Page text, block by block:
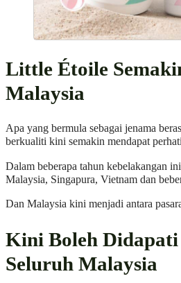
Little Étoile
Malaysia
Apa yang bermula sebagai jenama
berkualiti kini semakin mendapat
Dalam beberapa tahun kebelakangan
Malaysia, Singapura, Vietnam dan
Dan Malaysia kini menjadi antara
Kini Boleh
Seluruh Malaysia